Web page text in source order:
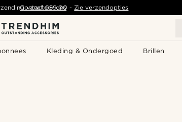
Kleding & Ondergoed Brillen
vanaf€59,00 -Zie verzendopties
Contacteer ons